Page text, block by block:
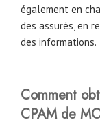
également en
des assurés, en
des informations.
Comment
CPAM de